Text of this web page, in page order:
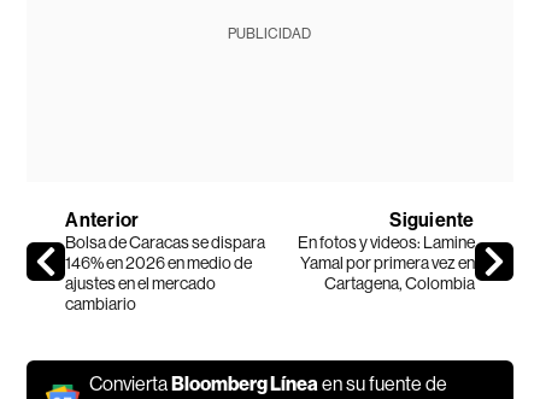
PUBLICIDAD
Anterior
Bolsa de Caracas se dispara
146% en 2026 en medio de
ajustes en el mercado
cambiario
Siguiente
En fotos y videos: Lamine
Yamal por primera vez en
Cartagena, Colombia
ConviertaBloomberg Línea en su fuente de